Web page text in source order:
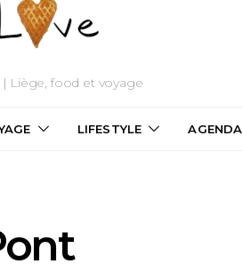
Liège, food et voyage
LIFESTYLE AGENDA